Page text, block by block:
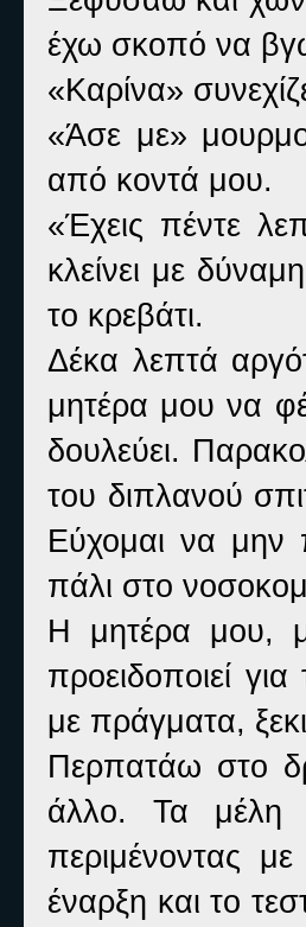
έχω σκοπό να
«Καρίνα»
«Άσε με»
από κοντά μου.
«Έχεις πέντε
κλείνει με
το κρεβάτι.
Δέκα λεπτά
μητέρα μου να
δουλεύει.
του διπλανού
Εύχομαι να μην
πάλι στο
Η μητέρα μου,
προειδοποιεί
με πράγματα,
Περπατάω στο
άλλο. Τα μέλη
περιμένοντας
έναρξη και το